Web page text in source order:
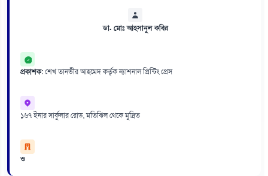
ডা. মোঃ আহসানুল কবির
প্রকাশক:শেখ তানভীর আহমেদ কর্তৃক ন্যাশনাল প্রিন্টিং প্রেস
১৬৭ ইনার সার্কুলার রোড, মতিঝিল থেকে মুদ্রিত
ও